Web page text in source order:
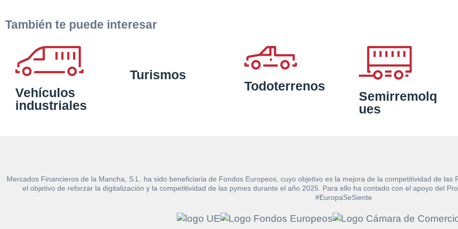
También te puede interesar
Vehículos
industriales
Turismos
Todoterrenos
Semirremolq
ues
Mercados Financieros de la Mancha, S.L. ha sido beneficiaria de Fondos Europeos, cuyo objetivo es la mejora de la competitividad de
el objetivo de reforzar la digitalización y la competitividad de las pymes durante el año 2025. Para ello ha contado con el apoyo del
#EuropaSeSiente